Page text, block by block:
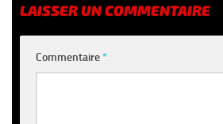
LAISSER UN COMMENTAIRE
Commentaire*